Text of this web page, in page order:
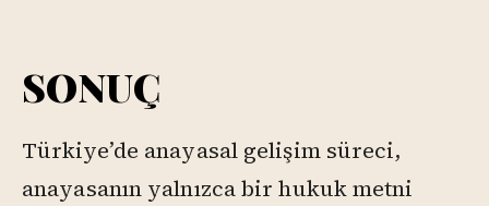
SONUÇ
Türkiye’de anayasal gelişim süreci,
anayasanın yalnızca bir hukuk metni